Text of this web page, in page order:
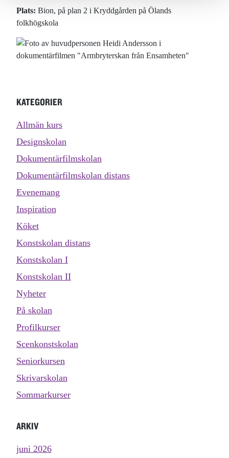
Plats: Bion, på plan 2 i Kryddgården på Ölands
folkhögskola
KATEGORIER
Allmän kurs
Designskolan
Dokumentärfilmskolan
Dokumentärfilmskolan distans
Evenemang
Inspiration
Köket
Konstskolan distans
Konstskolan I
Konstskolan II
Nyheter
På skolan
Profilkurser
Scenkonstskolan
Seniorkursen
Skrivarskolan
Sommarkurser
ARKIV
juni 2026